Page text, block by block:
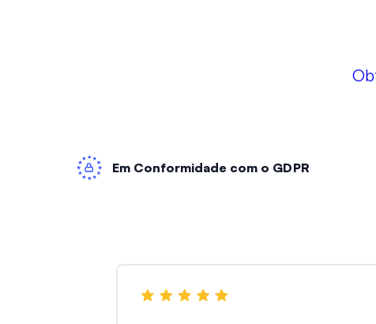
Em Conformidade com o GDPR